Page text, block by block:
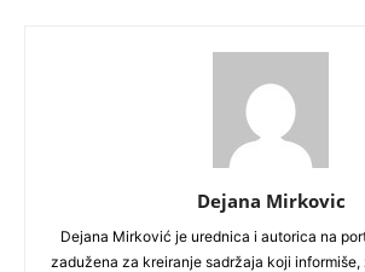
Dejana Mirkovic
Dejana Mirković je urednica i autorica na
zadužena za kreiranje sadržaja koji